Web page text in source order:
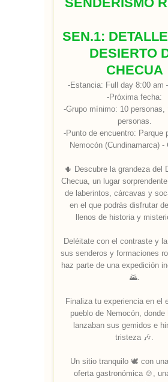
SEN.1:
DESIERTO
CHECUA
-Estancia: Full day 8:00 am
-Próxima fecha:
-Grupo mínimo: 10 personas,
personas.
-Punto de encuentro: Parque
Nemocón (Cundinamarca) -
🌵 Descubre la grandeza del
Checua, un lugar
de laberintos, cárcavas y
en el que podrás disfrutar
llenos de historia y
Deléitate con el contraste y
sus senderos y formaciones
haz parte de una expedición
🌄.
Finaliza tu experiencia en el
pueblo de Nemocón, donde
lanzaban sus gemidos e
tristeza 🎶.
Un sitio tranquilo 🕊 con
oferta gastronómica 🍲,